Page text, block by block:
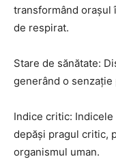
transformând orașul
de respirat.
Stare de sănătate:
generând o
Indice critic:
depăși pragul critic,
organismul uman.